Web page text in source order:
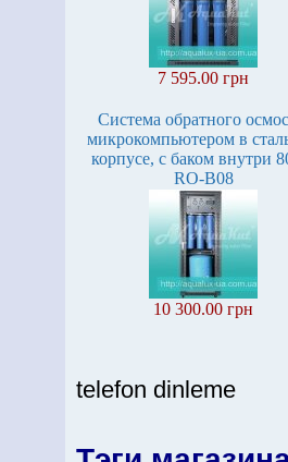
7 595.00 грн
Система обратного
микрокомпьютером в
корпусе, с баком внутри
RO-B08
10 300.00 грн
telefon dinleme